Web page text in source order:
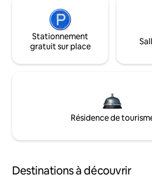
Stationnement
gratuit sur place
Résidence de
Destinations à découvrir